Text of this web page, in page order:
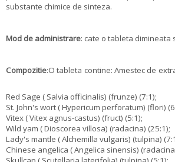
substante chimice de sinteza.
Mod de administrare: cate o tableta dimineata
Compozitie:O tableta contine: Amestec de
Red Sage ( Salvia officinalis) (frunze) (7:1);
St. John's wort ( Hypericum perforatum) (flori)
Vitex ( Vitex agnus-castus) (fruct) (5:1);
Wild yam ( Dioscorea villosa) (radacina) (25:1);
Lady's mantle ( Alchemilla vulgaris) (tulpina)
Chinese angelica ( Angelica sinensis)